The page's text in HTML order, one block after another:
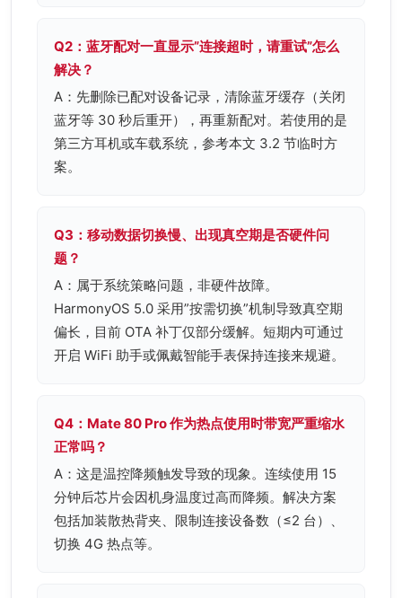
Q2：蓝牙配对一直显示”连接超时，请重试”怎么
解决？
A：先删除已配对设备记录，清除蓝牙缓存（关闭
蓝牙等 30 秒后重开），再重新配对。若使用的是
第三方耳机或车载系统，参考本文 3.2 节临时方
案。
Q3：移动数据切换慢、出现真空期是否硬件问
题？
A：属于系统策略问题，非硬件故障。
HarmonyOS 5.0 采用”按需切换”机制导致真空期
偏长，目前 OTA 补丁仅部分缓解。短期内可通过
开启 WiFi 助手或佩戴智能手表保持连接来规避。
Q4：Mate 80 Pro 作为热点使用时带宽严重缩水
正常吗？
A：这是温控降频触发导致的现象。连续使用 15
分钟后芯片会因机身温度过高而降频。解决方案
包括加装散热背夹、限制连接设备数（≤2 台）、
切换 4G 热点等。